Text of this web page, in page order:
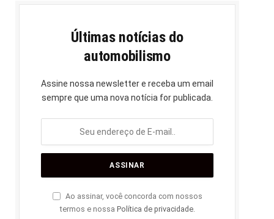
Últimas notícias do
automobilismo
Assine nossa newsletter e receba um email
sempre que uma nova notícia for publicada.
Ao assinar, você concorda com nossos
termos e nossa Política de privacidade.